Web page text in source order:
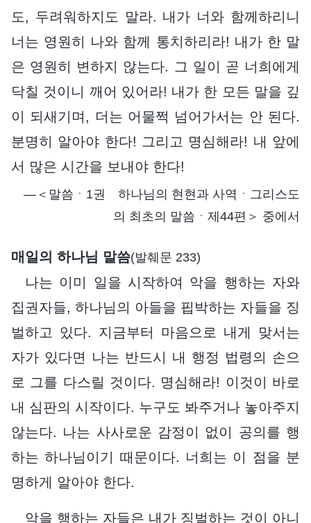
도, 두려워하지도 말라. 내가 너와 함께하리니
너는 영원히 나와 함께 통치하리라! 내가 한 말
은 영원히 변하지 않는다. 그 일이 곧 너희에게
닥칠 것이니 깨어 있어라! 내가 한 모든 말을 깊
이 되새기며, 더는 어물쩍 넘어가서는 안 된다.
분명히 알아야 한다! 그리고 명심해라! 내 앞에
서 많은 시간을 보내야 한다!
―＜말씀ㆍ1권 하나님의 현현과 사역ㆍ그리스도
의 최초의 말씀ㆍ제44편＞ 중에서
매일의 하나님 말씀(발췌문 233)
나는 이미 일을 시작하여 악을 행하는 자와
집권자들, 하나님의 아들을 핍박하는 자들을 징
벌하고 있다. 지금부터 마음으로 내게 맞서는
자가 있다면 나는 반드시 내 행정 법령의 손으
로 그를 다스릴 것이다. 명심해라! 이것이 바로
내 심판의 시작이다. 누구도 봐주거나 놓아주지
않는다. 나는 사사로운 감정이 없이 공의를 행
하는 하나님이기 때문이다. 너희는 이 점을 분
명하게 알아야 한다.
악을 행하는 자들은 내가 징벌하는 것이 아니